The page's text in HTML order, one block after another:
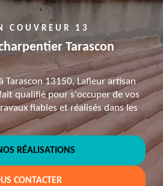
COUVREUR 13
Tarascon
Tarascon 13150, Lafleur artisan
qualifié pour s'occuper de vos
fiables et réalisés dans les
RÉALISATIONS
CONTACTER